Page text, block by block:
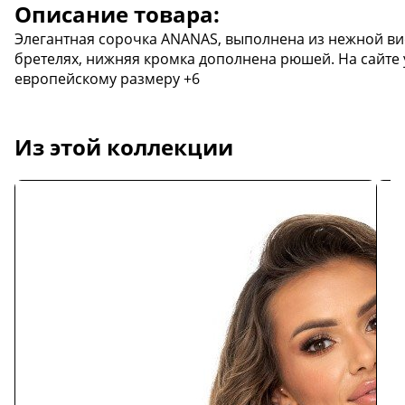
Описание товара:
Элегантная сорочка ANANAS, выполнена из нежной
бретелях, нижняя кромка дополнена рюшей. На сайте
европейскому размеру +6
Из этой коллекции